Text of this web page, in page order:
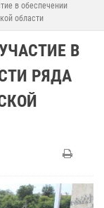
в обеспечении
области
В
РЯДА